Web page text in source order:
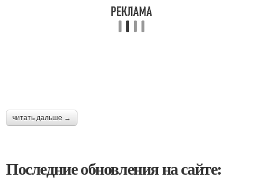
читать дальше →
Последние обновления на сайте: